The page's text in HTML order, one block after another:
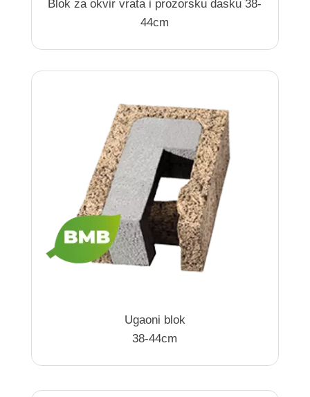
Blok za okvir vrata i prozorsku dasku 38-
44cm
Ugaoni blok
38-44cm